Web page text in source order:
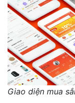
Giao diện mua